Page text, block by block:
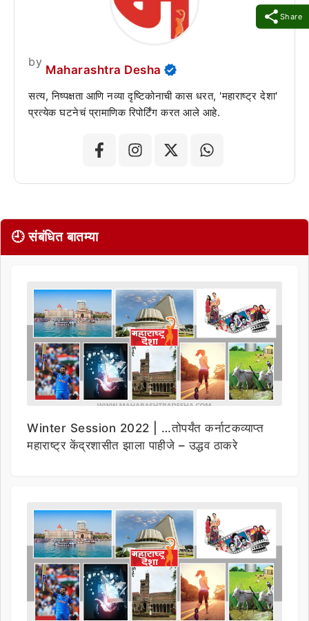
Share
by
Maharashtra Desha
सत्य, निष्पक्षता आणि नव्या दृष्टिकोनाची कास धरत, 'महाराष्ट्र देशा'
प्रत्येक घटनेचं प्रामाणिक रिपोर्टिंग करत आले आहे.
🕘 संबंधित बातम्या
Winter Session 2022 | …तोपर्यंत कर्नाटकव्याप्त
महाराष्ट्र केंद्रशासीत झाला पाहीजे – उद्धव ठाकरे